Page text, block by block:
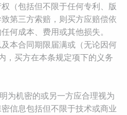
（包括但不限于任何专利、版
第三方索赔，则买方应赔偿依
何成本、费用或其他损失。
本合同期限届满或（无论因何
，买方在本条规定项下的义务
为机密的或另一方应合理视为
信息包括但不限于技术或商业